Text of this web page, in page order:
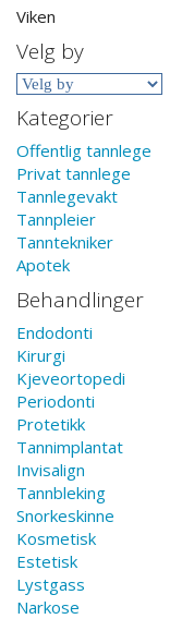
Viken
Velg by
Kategorier
Offentlig tannlege
Privat tannlege
Tannlegevakt
Tannpleier
Tanntekniker
Apotek
Behandlinger
Endodonti
Kirurgi
Kjeveortopedi
Periodonti
Protetikk
Tannimplantat
Invisalign
Tannbleking
Snorkeskinne
Kosmetisk
Estetisk
Lystgass
Narkose